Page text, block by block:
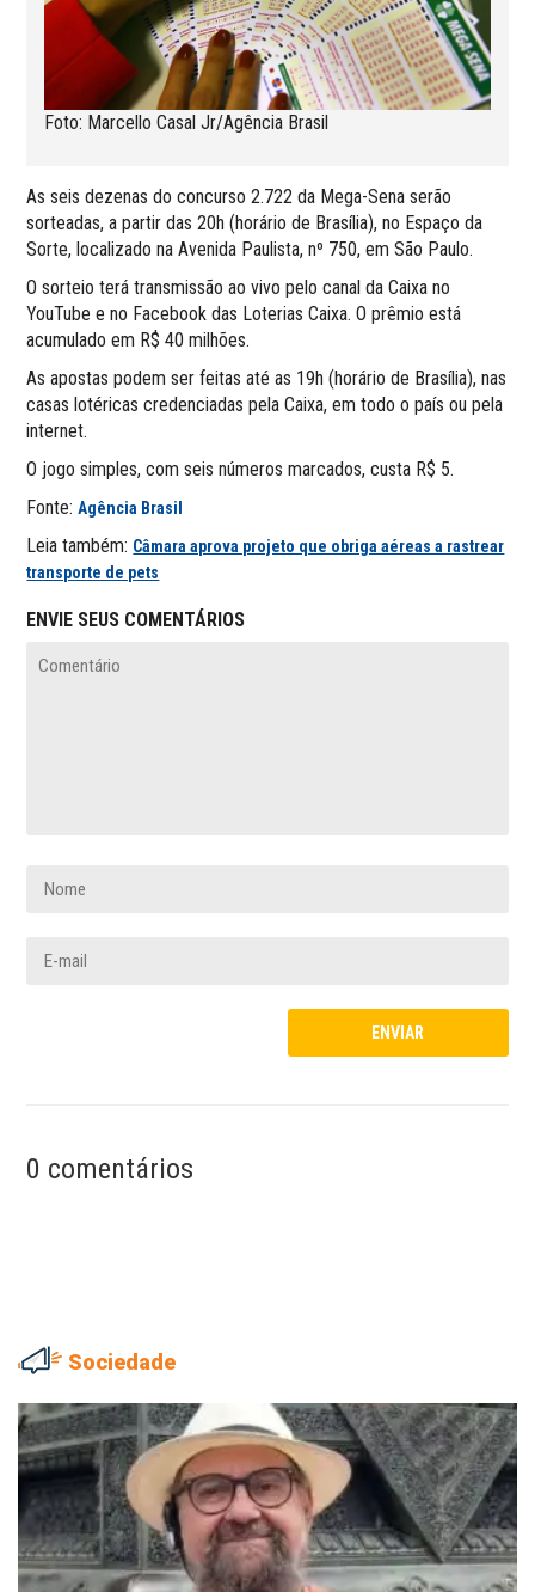
Foto: Marcello Casal Jr/Agência Brasil
As seis dezenas do concurso 2.722 da Mega-Sena serão
sorteadas, a partir das 20h (horário de Brasília), no Espaço da
Sorte, localizado na Avenida Paulista, nº 750, em São Paulo.
O sorteio terá transmissão ao vivo pelo canal da Caixa no
YouTube e no Facebook das Loterias Caixa. O prêmio está
acumulado em R$ 40 milhões.
As apostas podem ser feitas até as 19h (horário de Brasília), nas
casas lotéricas credenciadas pela Caixa, em todo o país ou pela
internet.
O jogo simples, com seis números marcados, custa R$ 5.
Fonte:Agência Brasil
Leia também: Câmara aprova projeto que obriga aéreas a rastrear
transporte de pets
ENVIE SEUS COMENTÁRIOS
0 comentários
Sociedade